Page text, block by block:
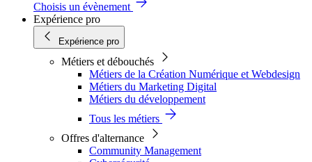
Choisis un évènement
Expérience pro
Expérience pro
Métiers et débouchés
Métiers de la Création Numérique et Webdesign
Métiers du Marketing Digital
Métiers du développement
Tous les métiers
Offres d'alternance
Community Management